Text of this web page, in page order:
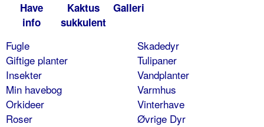
Have
info
Kaktus
sukkulent
Galleri
Fugle
Giftige planter
Insekter
Min havebog
Orkideer
Roser
Skadedyr
Tulipaner
Vandplanter
Varmhus
Vinterhave
Øvrige Dyr